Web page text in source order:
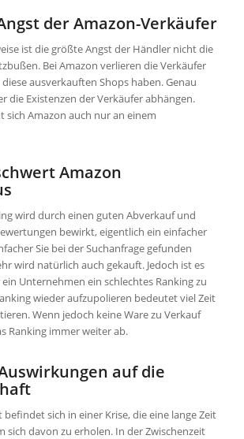
der Amazon-Verkäufer
ist die größte Angst der Händler nicht die
Bei Amazon verlieren die Verkäufer
ausverkauften Shops haben. Genau
die Existenzen der Verkäufer abhängen.
sich Amazon auch nur an einem
Amazon
wird durch einen guten Abverkauf und
bewirkt, eigentlich ein einfacher
Sie bei der Suchanfrage gefunden
wird natürlich auch gekauft. Jedoch ist es
Unternehmen ein schlechtes Ranking zu
wieder aufzupolieren bedeutet viel Zeit
Wenn jedoch keine Ware zu Verkauf
Ranking immer weiter ab.
auf die
sich in einer Krise, die eine lange Zeit
sich davon zu erholen. In der Zwischenzeit